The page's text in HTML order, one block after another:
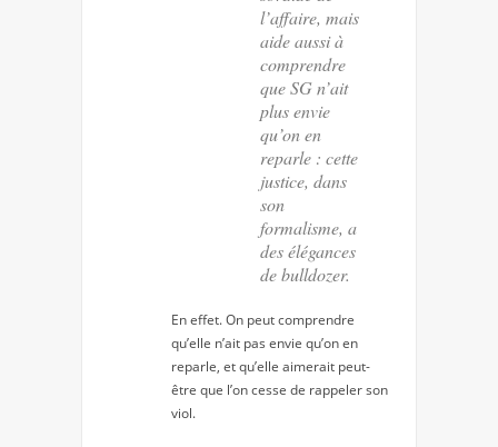
l’affaire, mais
aide aussi à
comprendre
que SG n’ait
plus envie
qu’on en
reparle : cette
justice, dans
son
formalisme, a
des élégances
de bulldozer.
En effet. On peut comprendre
qu’elle n’ait pas envie qu’on en
reparle, et qu’elle aimerait peut-
être que l’on cesse de rappeler son
viol.